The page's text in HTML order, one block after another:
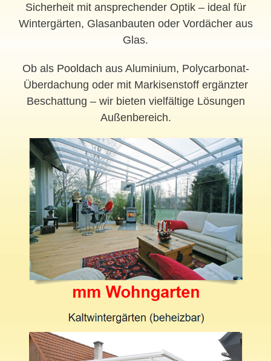
Sicherheit mit ansprechender Optik – ideal für
Wintergärten, Glasanbauten oder Vordächer aus
Glas.
Ob als Pooldach aus Aluminium, Polycarbonat-
Überdachung oder mit Markisenstoff ergänzter
Beschattung – wir bieten vielfältige Lösungen
Außenbereich.